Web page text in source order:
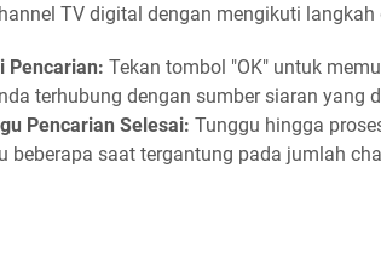
TV digital dengan mengikuti
Pencarian: Tekan tombol "OK" untuk
terhubung dengan sumber siaran yang
Pencarian Selesai: Tunggu hingga
beberapa saat tergantung pada jumlah